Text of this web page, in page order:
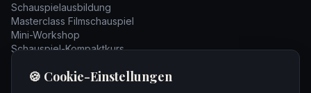
Schauspielausbildung
Masterclass Filmschauspiel
Mini-Workshop
Schauspiel-Kompaktkurs
🍪 Cookie-Einstellungen